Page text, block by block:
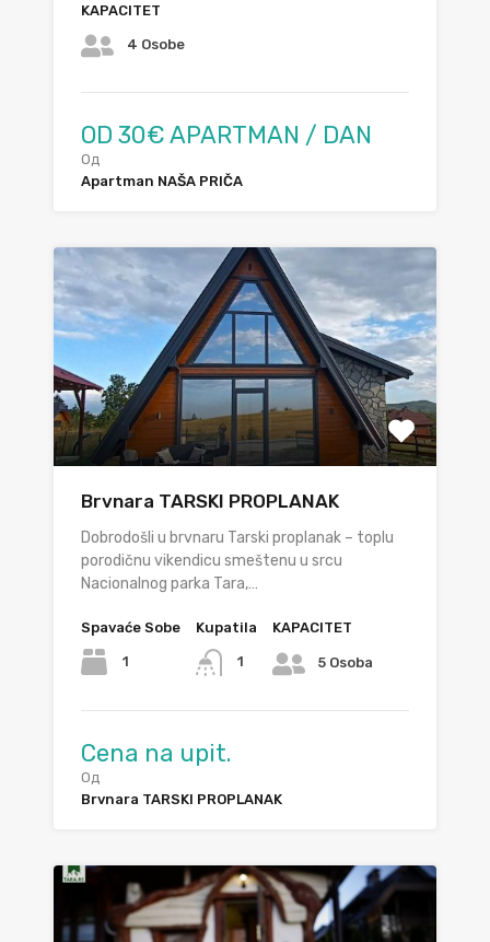
KAPACITET
4 Osobe
OD 30€ APARTMAN / DAN
Од
Apartman NAŠA PRIČA
Brvnara TARSKI PROPLANAK
Dobrodošli u brvnaru Tarski proplanak – toplu
porodičnu vikendicu smeštenu u srcu
Nacionalnog parka Tara,…
Spavaće Sobe
1
Kupatila
1
KAPACITET
5 Osoba
Cena na upit.
Од
Brvnara TARSKI PROPLANAK